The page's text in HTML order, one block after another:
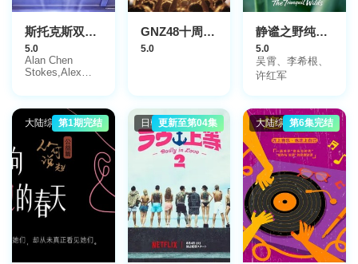
斯托克斯双胞胎
5.0
Alan Chen
Stokes,Alex
GNZ48十周年《拾忆》纪念片
5.0
静谧之野纯享版
5.0
吴霄、李希根、
许红军
大陆综艺第1期完结 日韩综艺
更新至第04集 大陆综艺第6集完结